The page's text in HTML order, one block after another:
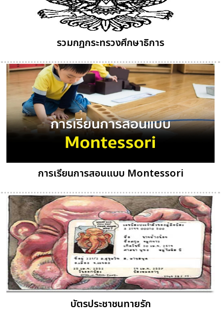
รวมกฏกระทรวงศึกษาธิการ
การเรียนการสอนแบบ Montessori
บัตรประชาชนทายรัก